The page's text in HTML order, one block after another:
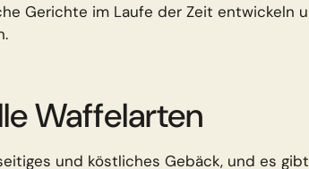
Gerichte im Laufe der Zeit entwickeln
Waffelarten
und köstliches Gebäck, und es